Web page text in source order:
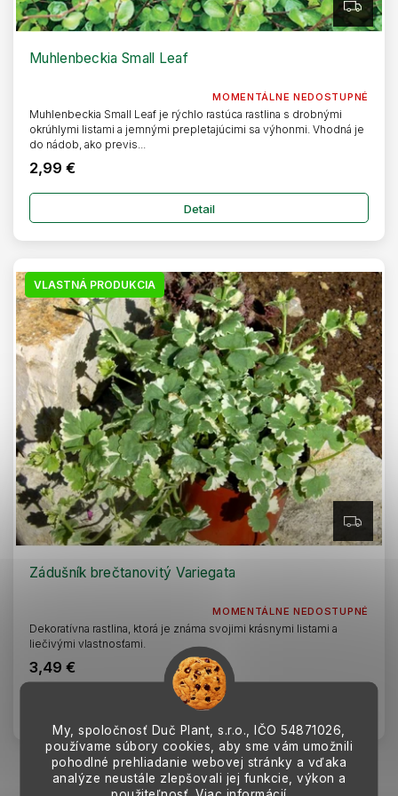
My, spoločnosť Duč Plant, s.r.o., IČO 54871026,
používame súbory cookies, aby sme vám umožnili
pohodlné prehliadanie webovej stránky a vďaka
analýze neustále zlepšovali jej funkcie, výkon a
Z
A
D
Muhlenbeckia Small Leaf
MOMENTÁLNE NEDOSTUPNÉ
2,99 €
Detail
Muhlenbeckia Small Leaf je rýchlo rastúca rastlina s drobnými
okrúhlymi listami a jemnými prepletajúcimi sa výhonmi. Vhodná je
do nádob, ako previs...
VLASTNÁ PRODUKCIA
Z
D
Zádušník brečtanovitý Variegata
MOMENTÁLNE NEDOSTUPNÉ
3,49 €
Detail
Dekoratívna rastlina, ktorá je známa svojimi krásnymi listami a
liečivými vlastnosťami.
2položiek celkom